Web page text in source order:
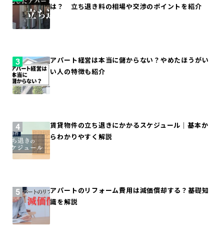
は？ 立ち退き料の相場や交渉のポイントを紹介
アパート経営は本当に儲からない？やめたほうがい
い人の特徴も紹介
賃貸物件の立ち退きにかかるスケジュール｜基本か
らわかりやすく解説
アパートのリフォーム費用は減価償却する？基礎知
識を解説